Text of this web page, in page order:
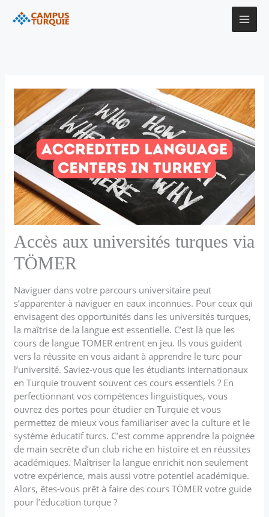
Accès aux universités turques via
TÖMER
Naviguer dans votre parcours universitaire peut
s’apparenter à naviguer en eaux inconnues. Pour ceux qui
envisagent des opportunités dans les universités turques,
la maîtrise de la langue est essentielle. C’est là que les
cours de langue TÖMER entrent en jeu. Ils vous guident
vers la réussite en vous aidant à apprendre le turc pour
l’université. Saviez-vous que les étudiants internationaux
en Turquie trouvent souvent ces cours essentiels ? En
perfectionnant vos compétences linguistiques, vous
ouvrez des portes pour étudier en Turquie et vous
permettez de mieux vous familiariser avec la culture et le
système éducatif turcs. C’est comme apprendre la poignée
de main secrète d’un club riche en histoire et en réussites
académiques. Maîtriser la langue enrichit non seulement
votre expérience, mais aussi votre potentiel académique.
Alors, êtes-vous prêt à faire des cours TÖMER votre guide
pour l’éducation turque ?